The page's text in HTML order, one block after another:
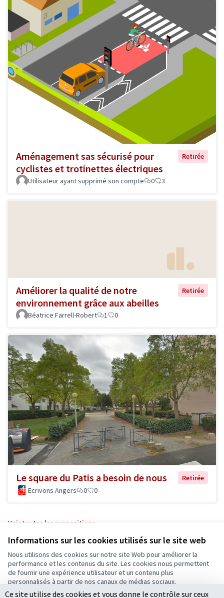
Informations sur les cookies utilisés sur le site web
Nous utilisons des cookies sur notre site Web pour améliorer la
performance et les contenus du site. Les cookies nous permettent
de fournir une expérience utilisateur et un contenu plus
personnalisés à partir de nos canaux de médias sociaux.
Tout accepter
Aménagement sas sécurisé pour
cyclistes et trotinettes électriques
Retirée
Utilisateur ayant supprimé son compte 0 3
Améliorer la qualité de notre
environnement grâce aux abeilles
Retirée
Béatrice Farrell-Robert 1 0
Le square du Patis a besoin de nous
Retirée
Ecrivons Angers
0 0
Voir toutes les propositions
Conditions d'utilisation
Paramètres des cookies
Ecrivons Angers sur X
(Lien externe)
Ecrivons Angers sur Facebook
(Lien externe)
Ce site utilise des cookies et vous donne le contrôle sur ceux